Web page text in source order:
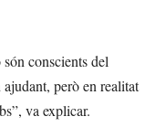
conscients del
però en realitat
va explicar.